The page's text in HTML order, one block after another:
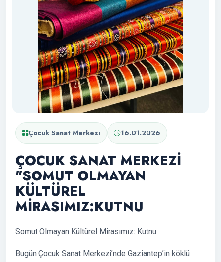
Çocuk Sanat Merkezi 16.01.2026
ÇOCUK SANAT MERKEZİ
"SOMUT OLMAYAN
KÜLTÜREL
MİRASIMIZ:KUTNU
Somut Olmayan Kültürel Mirasımız: Kutnu
Bugün Çocuk Sanat Merkezi’nde Gaziantep’in köklü